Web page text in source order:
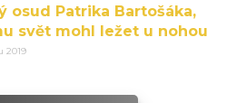
osud Patrika Bartošáka,
svět mohl ležet u nohou
2019